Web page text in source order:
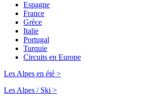
Espagne
France
Grèce
Italie
Portugal
Turquie
Circuits en Europe
Les Alpes en été >
Les Alpes / Ski >